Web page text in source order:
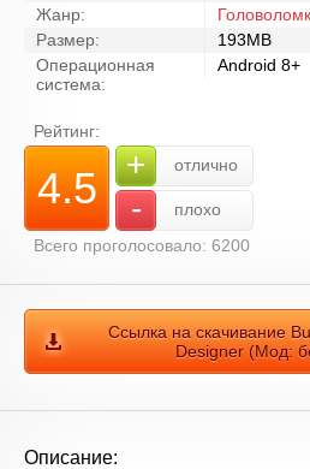
Жанр:
Размер:
193MB
Операционная
система:
Android 8+
Рейтинг:
4.5 + отлично
-
плохо
Всего проголосовало: 6200
Ссылка на скачивание
Designer (Мод:
Описание: